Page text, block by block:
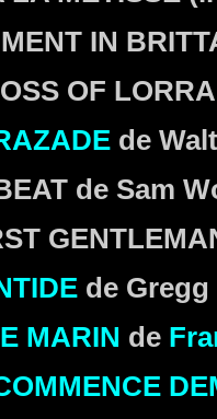
IN
OF
de
de Sam
de Gregg
MARIN de